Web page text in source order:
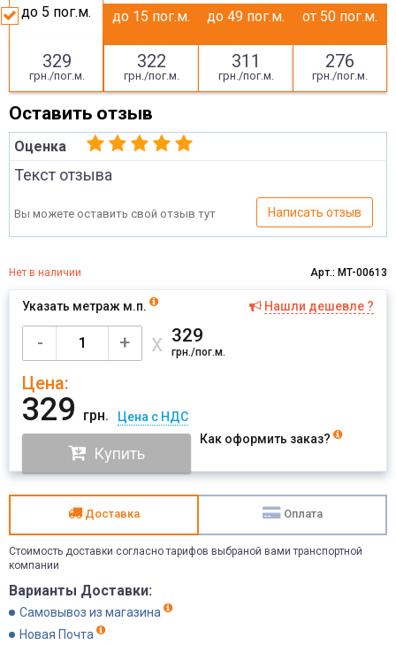
до 5 пог.м.
329
грн./пог.м.
до 15 пог.м.
322
грн./пог.м.
до 49 пог.м.
311
грн./пог.м.
от 50 пог.м.
276
грн./пог.м.
Оставить отзыв
Оценка
Текст отзыва
Вы можете оставить свой отзыв тут Написать отзыв
Нет в наличии Арт.: MT-00613
Указать метраж м.п. Нашли дешевле ?
- + х 329
грн./пог.м.
Цена:
329 грн. Цена с НДС
Купить
Как оформить заказ?
Доставка Оплата
Стоимость доставки согласно тарифов выбраной вами транспортной
компании
Варианты Доставки:
Самовывоз из магазина
Новая Почта